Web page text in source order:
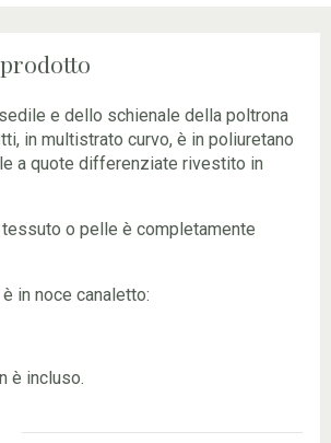
e dello schienale della poltrona
in multistrato curvo, è in poliuretano
a quote differenziate rivestito in
o pelle è completamente
in noce canaletto:
è incluso.